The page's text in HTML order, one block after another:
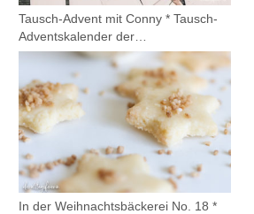
Tausch-Advent mit Conny * Tausch-
Adventskalender der…
In der Weihnachtsbäckerei No. 18 *